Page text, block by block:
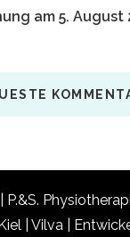
am 5. August
P.&S.
| Vilva |